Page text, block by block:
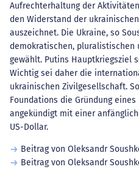
Aufrechterhaltung der
den Widerstand der
auszeichnet. Die Ukraine, so
demokratischen, pluralistischen
gewählt. Putins Hauptkriegsziel
Wichtig sei daher die
ukrainischen Zivilgesellschaft.
Foundations die Gründung
angekündigt mit einer
US-Dollar.
Beitrag von Oleksandr
Beitrag von Oleksandr